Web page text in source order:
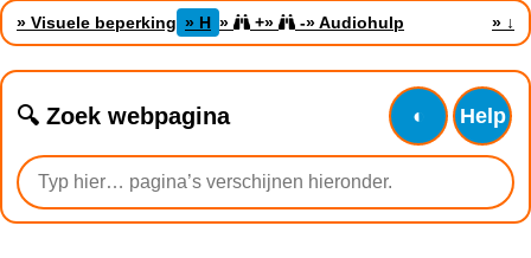
» Visuele beperking » H » +» -» Audiohulp » ↓
🔍 Zoek webpagina ◐ Help